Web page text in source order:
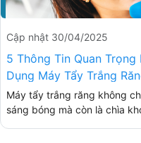
Cập nhật 30/04/2025
5 Thông Tin Quan
Dụng Máy Tẩy Trắng
Máy tẩy trắng răng không
sáng bóng mà còn là chìa